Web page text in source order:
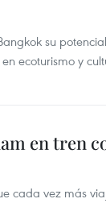
su
ecoturismo y
en tren
cada vez más